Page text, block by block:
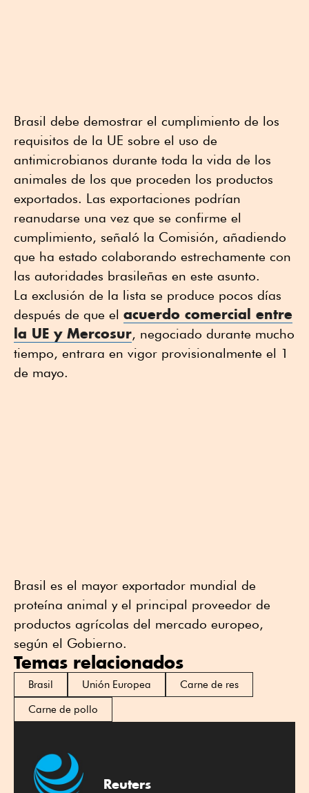
Brasil debe demostrar el cumplimiento de los
requisitos de la UE sobre el uso de
antimicrobianos durante toda la vida de los
animales de los que proceden los productos
⁠exportados. Las exportaciones podrían
reanudarse una vez ⁠que se confirme el
cumplimiento, ⁠señaló la Comisión, añadiendo
que ha estado colaborando estrechamente con
las autoridades ⁠brasileñas en este asunto.
La exclusión de la lista se produce pocos días
después de que el acuerdo comercial entre
la UE y Mercosur, negociado durante mucho
tiempo, entrara en vigor provisionalmente el 1
de mayo.
Brasil es el mayor exportador mundial de
proteína animal y el principal proveedor de
productos agrícolas del mercado europeo,
según ⁠el Gobierno.
Temas relacionados
Brasil Unión Europea
Carne de res
Carne de pollo
Reuters